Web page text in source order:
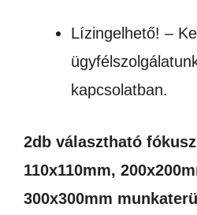
Lízingelhető! –
kapcsolatban.
2db választható
110x110mm,
300x300mm